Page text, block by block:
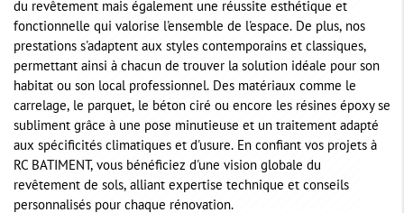
du revêtement mais également une réussite esthétique et
fonctionnelle qui valorise l'ensemble de l'espace. De plus, nos
prestations s'adaptent aux styles contemporains et classiques,
permettant ainsi à chacun de trouver la solution idéale pour son
habitat ou son local professionnel. Des matériaux comme le
carrelage, le parquet, le béton ciré ou encore les résines époxy se
subliment grâce à une pose minutieuse et un traitement adapté
aux spécificités climatiques et d'usure. En confiant vos projets à
RC BATIMENT, vous bénéficiez d'une vision globale du
revêtement de sols, alliant expertise technique et conseils
personnalisés pour chaque rénovation.